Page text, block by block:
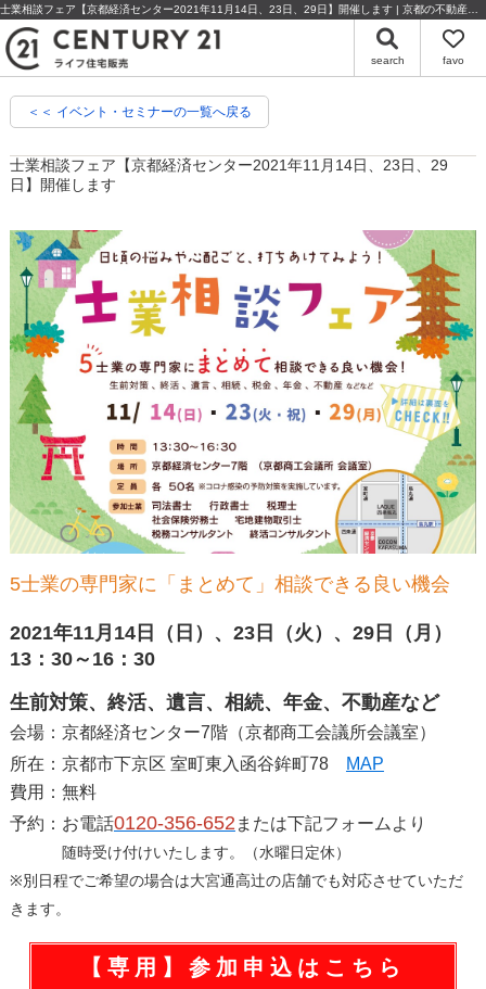
search favo
＜＜ イベント・セミナーの一覧へ戻る
士業相談フェア【京都経済センター2021年11月14日、23日、29
日】開催します
5士業の専門家に「まとめて」相談できる良い機会
2021年11月14日（日）、23日（火）、29日（月）
13：30～16：30
生前対策、終活、遺言、相続、年金、不動産など
会場：京都経済センター7階（京都商工会議所会議室）
所在：京都市下京区 室町東入函谷鉾町78
MAP
費用：無料
予約：お電話0120-356-652 または下記フォームより
随時受け付けいたします。（水曜日定休）
※別日程でご希望の場合は大宮通高辻の店舗でも対応させていただ
きます。
【専用】参加申込はこちら